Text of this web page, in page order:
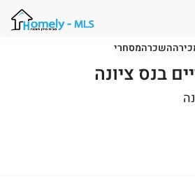
השכרהמסחרי ציונה נס ציונה
בנס ציונה